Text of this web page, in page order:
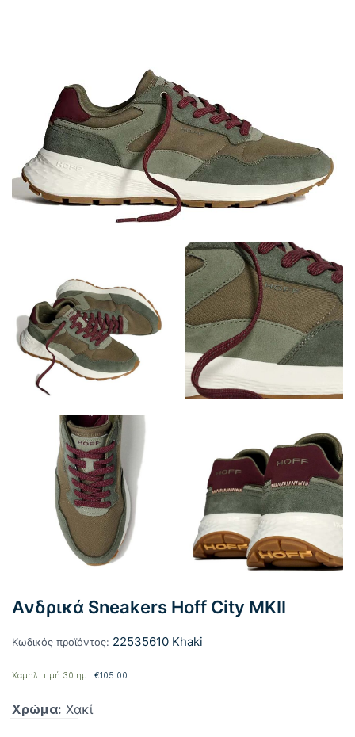
Ανδρικά Sneakers Hoff City MKII
Κωδικός προϊόντος: 22535610 Khaki
Χαμηλ. τιμή 30 ημ.: €105.00
Χρώμα: Χακί